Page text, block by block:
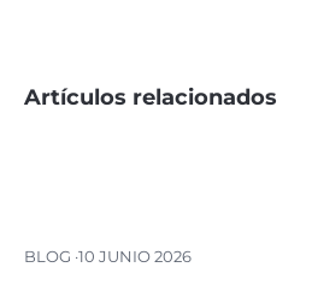
Artículos relacionados
BLOG ·10 JUNIO 2026